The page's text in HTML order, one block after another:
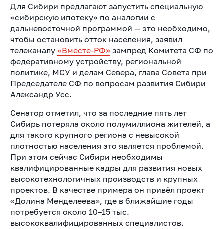
Для Сибири предлагают запустить специальную
«сибирскую ипотеку» по аналогии с
дальневосточной программой — это необходимо,
чтобы остановить отток населения, заявил
телеканалу «Вместе-РФ»зампред Комитета СФ по
федеративному устройству, региональной
политике, МСУ и делам Севера, глава Совета при
Председателе СФ по вопросам развития Сибири
Александр Усс.
Сенатор отметил, что за последние пять лет
Сибирь потеряла около полумиллиона жителей, а
для такого крупного региона с невысокой
плотностью населения это является проблемой.
При этом сейчас Сибири необходимы
квалифицированные кадры для развития новых
высокотехнологичных производств и крупных
проектов. В качестве примера он привёл проект
«Долина Менделеева», где в ближайшие годы
потребуется около 10–15 тыс.
высококвалифицированных специалистов.